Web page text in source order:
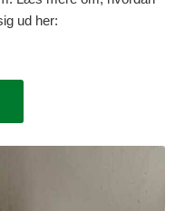
ud her: